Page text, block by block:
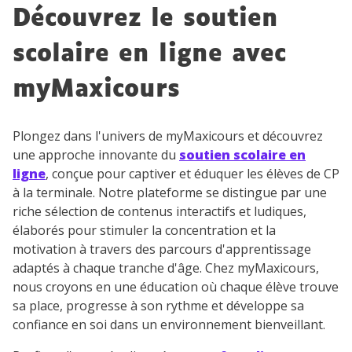
Découvrez le soutien
scolaire en ligne avec
myMaxicours
Plongez dans l'univers de myMaxicours et découvrez
une approche innovante du soutien scolaire en
ligne, conçue pour captiver et éduquer les élèves de CP
à la terminale. Notre plateforme se distingue par une
riche sélection de contenus interactifs et ludiques,
élaborés pour stimuler la concentration et la
motivation à travers des parcours d'apprentissage
adaptés à chaque tranche d'âge. Chez myMaxicours,
nous croyons en une éducation où chaque élève trouve
sa place, progresse à son rythme et développe sa
confiance en soi dans un environnement bienveillant.